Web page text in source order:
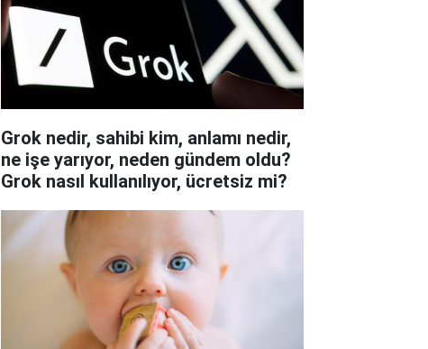
Grok nedir, sahibi kim, anlamı nedir,
ne işe yarıyor, neden gündem oldu?
Grok nasıl kullanılıyor, ücretsiz mi?